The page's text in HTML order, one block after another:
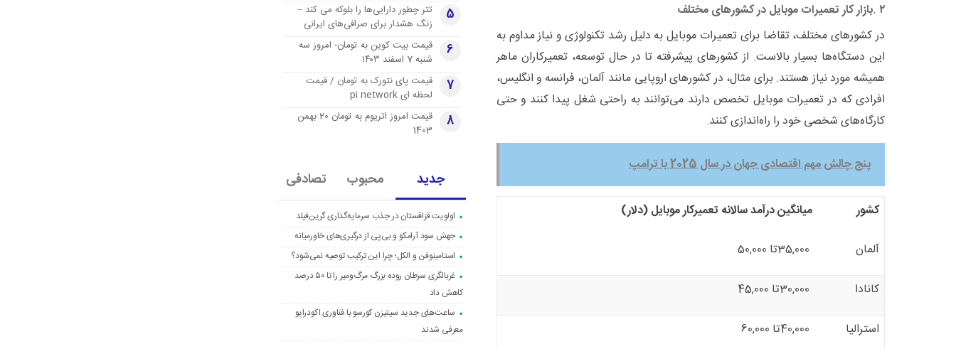
۲.بازار کار تعمیرات موبایل در کشورهای مختلف
در کشورهای مختلف، تقاضا برای تعمیرات موبایل به دلیل رشد تکنولوژی و نیاز مداوم به
این دستگاه‌ها بسیار بالاست. از کشورهای پیشرفته تا در حال توسعه، تعمیرکاران ماهر
همیشه مورد نیاز هستند. برای مثال، در کشورهای اروپایی مانند آلمان، فرانسه و انگلیس،
افرادی که در تعمیرات موبایل تخصص دارند می‌توانند به راحتی شغل پیدا کنند و حتی
کارگاه‌های شخصی خود را راه‌اندازی کنند.
پنج چالش مهم اقتصادی جهان در سال 2025 با ترامپ
کشور میانگین درآمد سالانه تعمیرکار موبایل (دلار)
آلمان 35,000تا 50,000
کانادا 30,000تا 45,000
استرالیا 40,000تا 60,000
5
تتر چطور دارایی‌ها را بلوکه می کند –
زنگ هشدار برای صرافی‌های ایرانی
6
قیمت بیت کوین به تومان- امروز سه
شنبه 7 اسفند ۱۴۰۳
7
قیمت پای نتورک به تومان / قیمت
لحظه ای pi network
8
قیمت امروز اتریوم به تومان 20 بهمن
1403
جدید محبوب تصادفی
اولویت قزاقستان در جذب سرمایه‌گذاری گرین‌فیلد
جهش سود آرامکو و بی‌پی از درگیری‌های خاورمیانه
استامینوفن و الکل؛ چرا این ترکیب توصیه نمی‌شود؟
غربالگری سرطان روده بزرگ مرگ‌ومیر را تا ۵۰ درصد
کاهش داد
ساعت‌های جدید سیتیزن کورسو با فناوری اکودرایو
معرفی شدند